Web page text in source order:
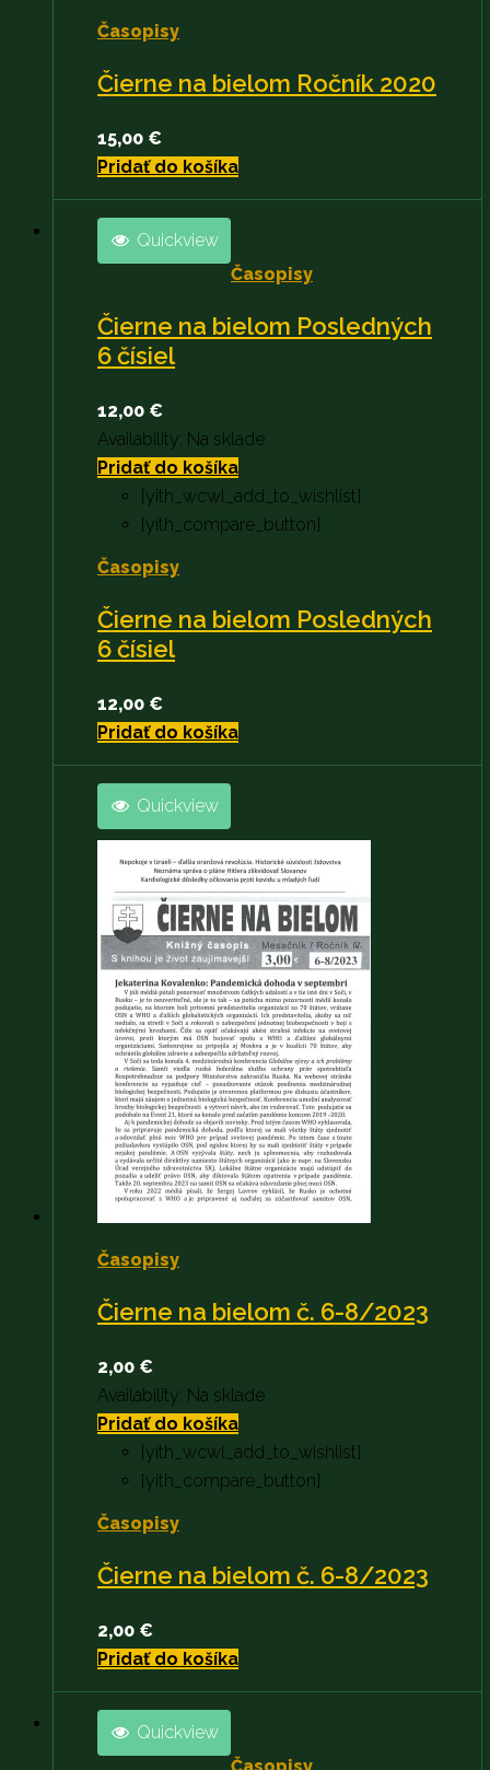
Časopisy
Čierne na bielom Ročník 2020
15,00 €
Pridať do košíka
Quickview
Časopisy
Čierne na bielom Posledných
6 čísiel
12,00 €
Availability: Na sklade
Pridať do košíka
[yith_wcwl_add_to_wishlist]
[yith_compare_button]
Časopisy
Čierne na bielom Posledných
6 čísiel
12,00 €
Pridať do košíka
Quickview
Časopisy
Čierne na bielom č. 6-8/2023
2,00 €
Availability: Na sklade
Pridať do košíka
[yith_wcwl_add_to_wishlist]
[yith_compare_button]
Časopisy
Čierne na bielom č. 6-8/2023
2,00 €
Pridať do košíka
Quickview